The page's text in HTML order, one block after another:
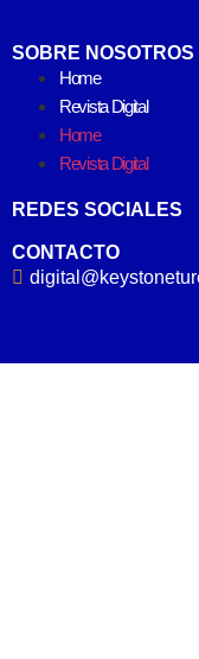
SOBRE NOSOTROS
Home
Revista Digital
Home
Revista Digital
REDES SOCIALES
CONTACTO